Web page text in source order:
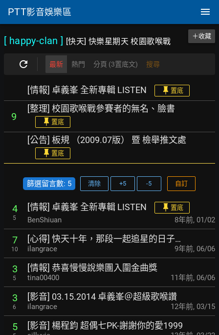
PTT影音娛樂區
[ happy-clan ] [快天] 快樂星期天 校園歌喉戰
＋收藏
最新 熱門 分頁 (3置底文) 搜尋
[情報] 卓義峯 全新專輯 LISTEN 置底
9
[整理] 校園歌喉戰參賽者的無名、臉書
置底
[公告] 板規 （2009.07版） 暨 檢舉推文處
置底
篩選留言數: 5 清除 +5 -5 自訂
4
5
[情報] 卓義峯 全新專輯 LISTEN 置底
BenShiuan 8年前, 01/02
7
10
[心得] 快天十年，那段一起追星的日子…
ilangrace 9年前, 06/06
3
5
[情報] 恭喜慢慢說樂團入圍金曲獎
tina00400 11年前, 06/06
3
6
[影音] 03.15.2014 卓義峯＠超級歌喉讚
ilangrace 12年前, 03/15
5 [影音] 楊程鈞 超偶七PK-謝謝你的愛1999